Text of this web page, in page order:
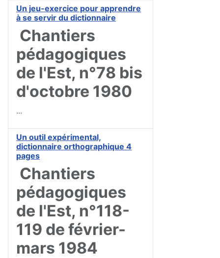
Un jeu-exercice pour apprendre
à se servir du dictionnaire
Chantiers
pédagogiques
de l'Est, n°78 bis
d'octobre 1980
...
Un outil expérimental,
dictionnaire orthographique 4
pages
Chantiers
pédagogiques
de l'Est, n°118-
119 de février-
mars 1984